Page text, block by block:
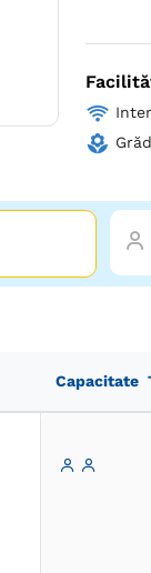
Capacitate